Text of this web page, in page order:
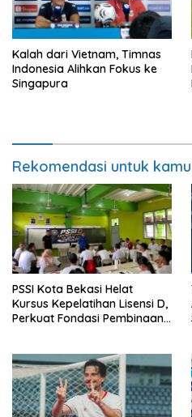
Kalah dari Vietnam, Timnas
Indonesia Alihkan Fokus ke
Singapura
Rekomendasi untuk kamu
PSSI Kota Bekasi Helat
Kursus Kepelatihan Lisensi D,
Perkuat Fondasi Pembinaan